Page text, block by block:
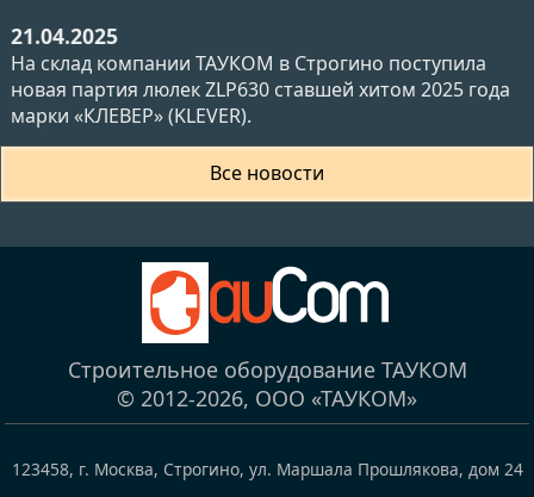
21.04.2025
На склад компании ТАУКОМ в Строгино поступила
новая партия люлек ZLP630 ставшей хитом 2025 года
марки «КЛЕВЕР» (KLEVER).
Все новости
Строительное оборудование ТАУКОМ
© 2012-2026, ООО «ТАУКОМ»
123458, г. Москва, Строгино, ул. Маршала Прошлякова, дом 24